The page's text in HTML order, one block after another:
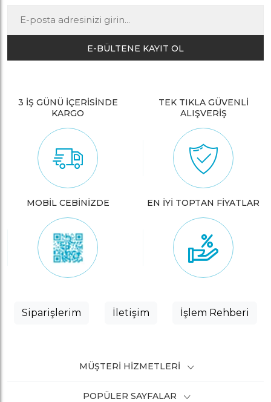
E-BÜLTENE KAYIT OL
3 İŞ GÜNÜ İÇERİSİNDE
KARGO
TEK TIKLA GÜVENLİ
ALIŞVERİŞ
MOBİL CEBİNİZDE EN İYİ TOPTAN FİYATLAR
Siparişlerim İletişim İşlem Rehberi
MÜŞTERI HIZMETLERI
POPÜLER SAYFALAR